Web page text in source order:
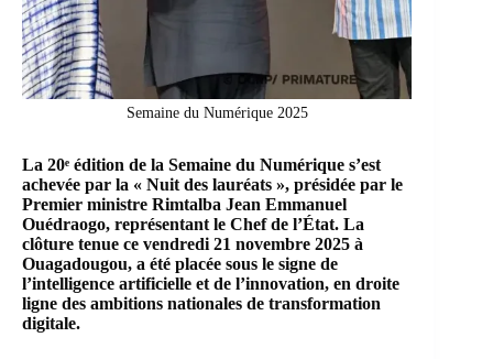
Semaine du Numérique 2025
La 20ᵉ édition de la Semaine du Numérique s’est
achevée par la « Nuit des lauréats », présidée par le
Premier ministre Rimtalba Jean Emmanuel
Ouédraogo, représentant le Chef de l’État. La
clôture tenue ce vendredi 21 novembre 2025 à
Ouagadougou, a été placée sous le signe de
l’intelligence artificielle et de l’innovation, en droite
ligne des ambitions nationales de transformation
digitale.